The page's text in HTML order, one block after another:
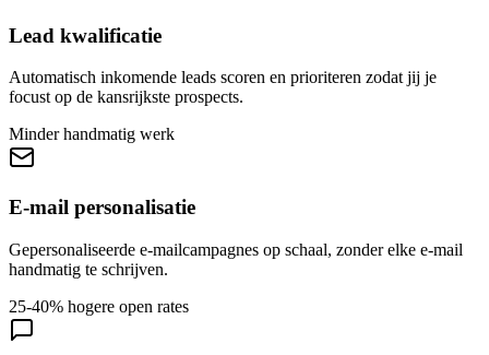
Lead kwalificatie
Automatisch inkomende leads scoren en prioriteren zodat jij je
focust op de kansrijkste prospects.
Minder handmatig werk
E-mail personalisatie
Gepersonaliseerde e-mailcampagnes op schaal, zonder elke e-mail
handmatig te schrijven.
25-40% hogere open rates